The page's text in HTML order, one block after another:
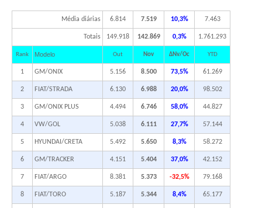
Média diárias 6.814 7.519 10,3% 7.463
Totais 149.918 142.869 0,3% 1.761.293
Rank Modelo Out Nov ΔNv/Oc YTD
1 GM/ONIX 5.156 8.500 73,5% 61.269
2 FIAT/STRADA 6.130 6.988 20,0% 98.502
3 GM/ONIX PLUS 4.494 6.746 58,0% 44.827
4 VW/GOL 5.038 6.111 27,7% 57.144
5 HYUNDAI/CRETA 5.492 5.650 8,3% 58.272
6 GM/TRACKER 4.151 5.404 37,0% 42.152
7 FIAT/ARGO 8.381 5.373 -32,5% 79.168
8 FIAT/TORO 5.187 5.344 8,4% 65.177